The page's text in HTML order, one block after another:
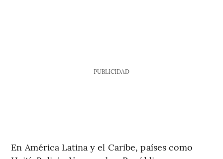
PUBLICIDAD
En América Latina y el Caribe, países como